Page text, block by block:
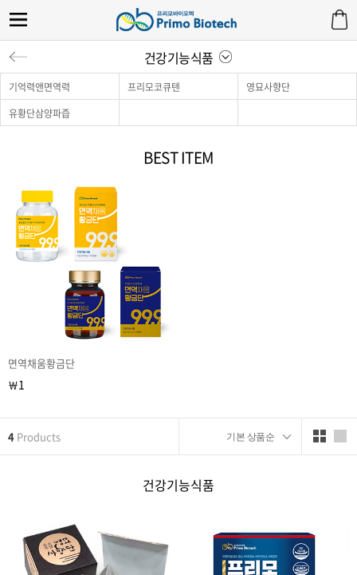
건강기능식품
기억력앤면역력 프리모코큐텐
영묘사향단
유황단삼양파즙
BEST ITEM
면역채움황금단
￦1
4 Products
건강기능식품